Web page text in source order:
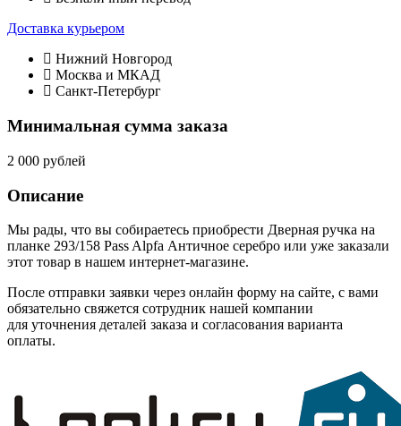
Доставка курьером
Нижний Новгород
Москва и МКАД
Санкт-Петербург
Минимальная сумма заказа
2 000 рублей
Описание
Мы рады, что вы собираетесь приобрести Дверная ручка на
планке 293/158 Pass Alpfa Античное серебро или уже заказали
этот товар в нашем интернет-магазине.
После отправки заявки через онлайн форму на сайте, с вами
обязательно свяжется сотрудник нашей компании
для уточнения деталей заказа и согласования варианта
оплаты.